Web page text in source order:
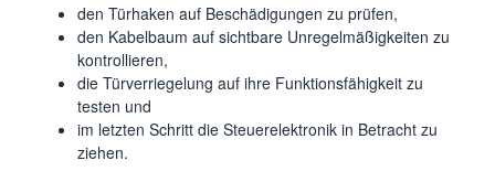
den Türhaken auf Beschädigungen zu prüfen,
den Kabelbaum auf sichtbare Unregelmäßigkeiten zu
kontrollieren,
die Türverriegelung auf ihre Funktionsfähigkeit zu
testen und
im letzten Schritt die Steuerelektronik in Betracht zu
ziehen.